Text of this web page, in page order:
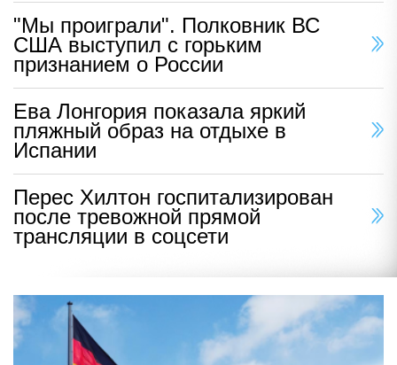
"Мы проиграли". Полковник ВС
США выступил с горьким
признанием о России
Ева Лонгория показала яркий
пляжный образ на отдыхе в
Испании
Перес Хилтон госпитализирован
после тревожной прямой
трансляции в соцсети